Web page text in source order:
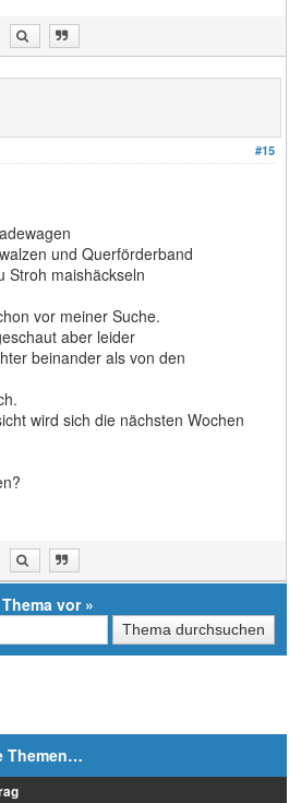
#15
und Querförderband
Stroh maishäckseln
vor meiner Suche.
aber leider
beinander als von den
wird sich die nächsten Wochen
vor»
Themen…